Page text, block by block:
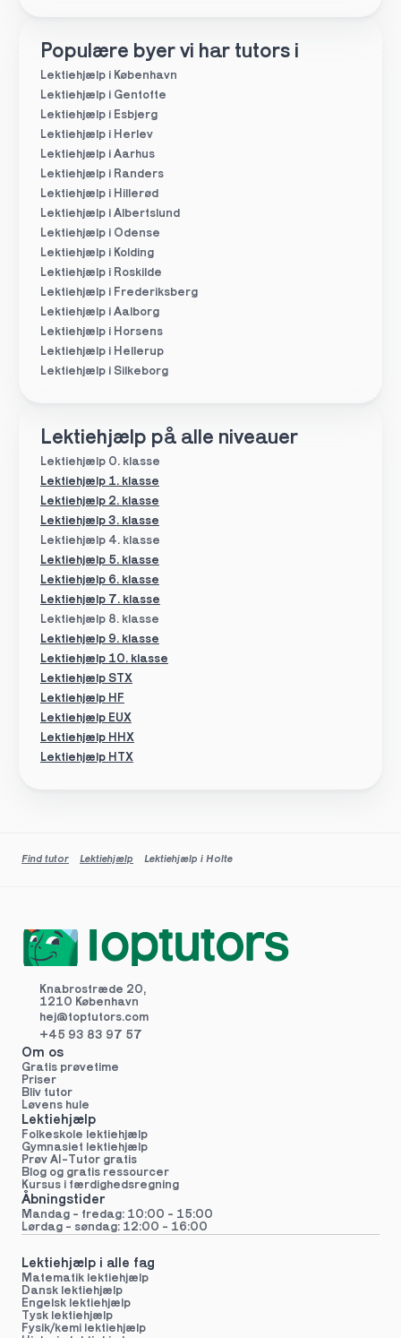
Populære byer vi har tutors i
Lektiehjælp i København
Lektiehjælp i Gentofte
Lektiehjælp i Esbjerg
Lektiehjælp i Herlev
Lektiehjælp i Aarhus
Lektiehjælp i Randers
Lektiehjælp i Hillerød
Lektiehjælp i Albertslund
Lektiehjælp i Odense
Lektiehjælp i Kolding
Lektiehjælp i Roskilde
Lektiehjælp i Frederiksberg
Lektiehjælp i Aalborg
Lektiehjælp i Horsens
Lektiehjælp i Hellerup
Lektiehjælp i Silkeborg
Lektiehjælp på alle niveauer
Lektiehjælp 0. klasse
Lektiehjælp 4. klasse
Lektiehjælp 5. klasse
Lektiehjælp 8. klasse
Lektiehjælp 1. klasse
Lektiehjælp 6. klasse
Lektiehjælp 7. klasse
Lektiehjælp 2. klasse
Lektiehjælp 3. klasse
Lektiehjælp 9. klasse
Lektiehjælp 10. klasse
Lektiehjælp HF
Lektiehjælp EUX
Lektiehjælp STX
Lektiehjælp HHX
Lektiehjælp HTX
Find tutor Lektiehjælp Lektiehjælp i Holte
Knabrostræde 20,
1210 København
hej@toptutors.com
+45 93 83 97 57
Om os
Gratis prøvetime
Priser
Bliv tutor
Løvens hule
Lektiehjælp
Folkeskole lektiehjælp
Gymnasiet lektiehjælp
Prøv AI-Tutor gratis
Blog og gratis ressourcer
Kursus i færdighedsregning
Åbningstider
Mandag - fredag: 10:00 - 15:00
Lørdag - søndag: 12:00 - 16:00
Lektiehjælp i alle fag
Matematik lektiehjælp
Dansk lektiehjælp
Engelsk lektiehjælp
Tysk lektiehjælp
Fysik/kemi lektiehjælp